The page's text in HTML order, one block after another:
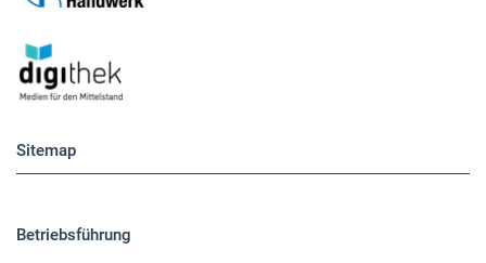
Sitemap
Betriebsführung